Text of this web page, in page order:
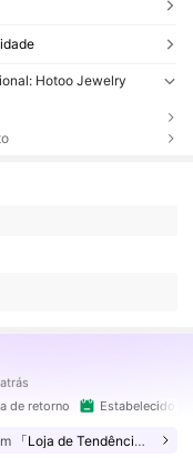
Hotoo Jewelry
de retorno Estabelecido
「Loja de Tendências」